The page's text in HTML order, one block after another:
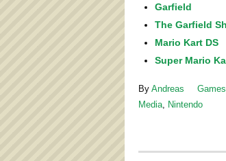
Garfield
The Garfield
Mario Kart DS
Super Mario
By Andreas Games
Media
Nintendo